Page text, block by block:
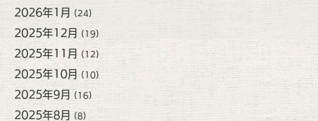
2026年1月 (24)
2025年12月 (19)
2025年11月 (12)
2025年10月 (10)
2025年9月 (16)
2025年8月 (8)